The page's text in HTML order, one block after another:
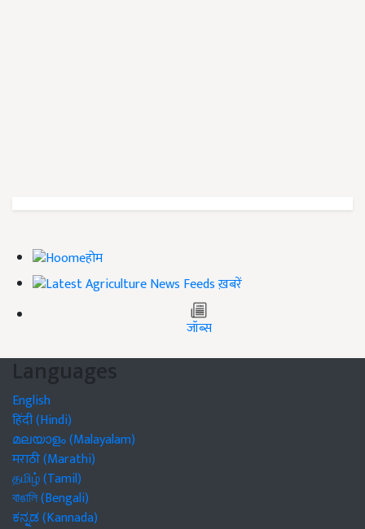
होम
ख़बरें
जॉब्स
Languages
English
हिंदी (Hindi)
മലയാളം (Malayalam)
मराठी (Marathi)
தமிழ் (Tamil)
বাঙালি (Bengali)
ಕನ್ನಡ (Kannada)